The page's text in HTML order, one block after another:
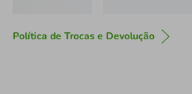
Política de Trocas e Devolução